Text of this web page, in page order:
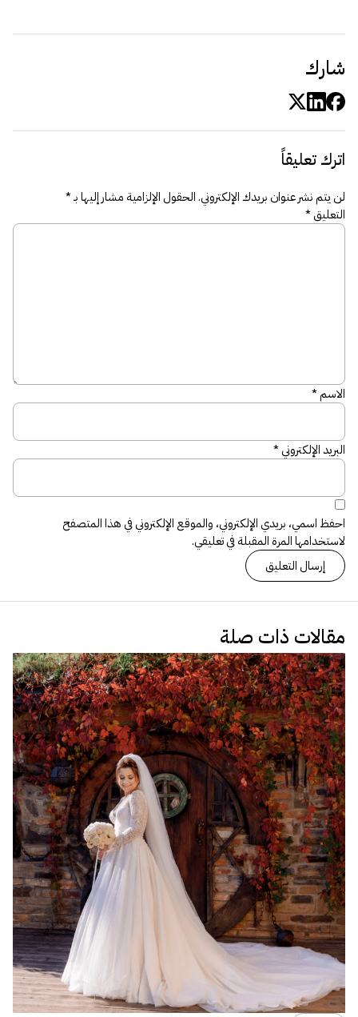
شارك
اترك تعليقاً
لن يتم نشر عنوان بريدك الإلكتروني.الحقول الإلزامية مشار إليها بـ*
التعليق*
الاسم*
البريد الإلكتروني*
احفظ اسمي، بريدي الإلكتروني، والموقع الإلكتروني في هذا المتصفح
لاستخدامها المرة المقبلة في تعليقي.
مقالات ذات صلة